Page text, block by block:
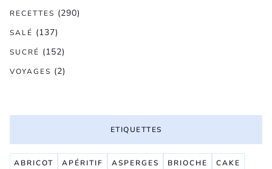
RECETTES (290)
SALÉ (137)
SUCRÉ (152)
VOYAGES (2)
ETIQUETTES
ABRICOT APÉRITIF ASPERGES BRIOCHE
CAKE